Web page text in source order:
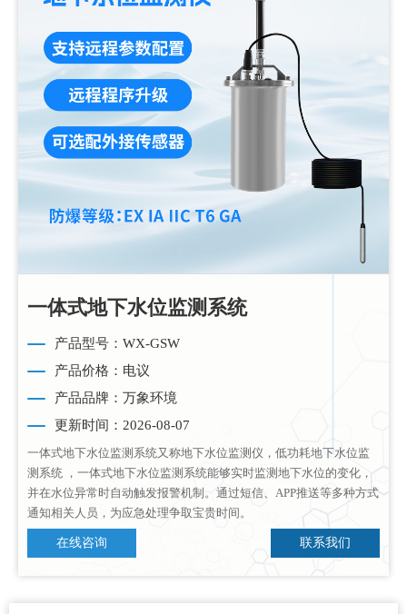
一体式地下水位监测系统
产品型号：WX-GSW
产品价格：电议
产品品牌：万象环境
更新时间：2026-08-07
一体式地下水位监测系统又称地下水位监测仪，低功耗地下水位监
测系统 ，一体式地下水位监测系统能够实时监测地下水位的变化，
并在水位异常时自动触发报警机制。通过短信、APP推送等多种方式
通知相关人员，为应急处理争取宝贵时间。
在线咨询 联系我们